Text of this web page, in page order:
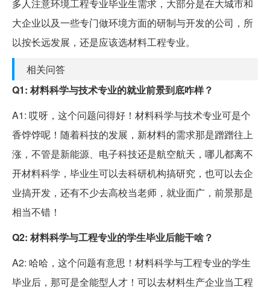
多人注意环境工程专业毕业生需求，大部分是在大城市和
大企业以及一些专门做环境方面的研制与开发的公司，所
以按长远发展，还是应该选材料工程专业。
相关问答
Q1: 材料科学与技术专业的就业前景到底咋样？
A1: 哎呀，这个问题问得好！材料科学与技术专业可是个
香饽饽呢！随着科技的发展，新材料的需求那是蹭蹭往上
涨，不管是新能源、电子科技还是航空航天，哪儿都离不
开材料科学，毕业生可以去科研机构搞研究，也可以去企
业搞开发，还有不少去高校当老师，就业面广，前景那是
相当不错！
Q2: 材料科学与工程专业的学生毕业后能干啥？
A2: 哈哈，这个问题有意思！材料科学与工程专业的学生
毕业后，那可是全能型人才！可以去材料生产企业当工程